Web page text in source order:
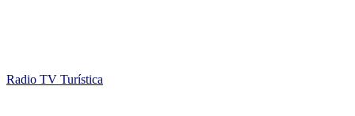
Radio TV Turística